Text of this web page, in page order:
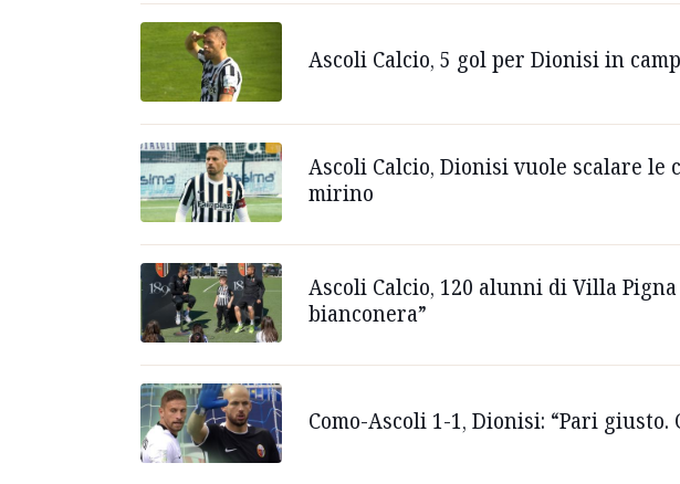
Ascoli Calcio, 5 gol per Dionisi in
Ascoli Calcio, Dionisi vuole scalare le
mirino
Ascoli Calcio, 120 alunni di Villa
bianconera”
Como-Ascoli 1-1, Dionisi: “Pari